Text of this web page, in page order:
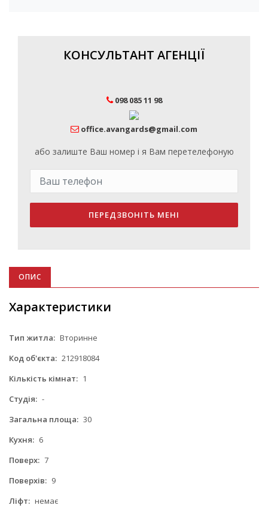
КОНСУЛЬТАНТ АГЕНЦІЇ
098 085 11 98
office.avangards@gmail.com
або залиште Ваш номер і я Вам перетелефоную
ПЕРЕДЗВОНІТЬ МЕНІ
ОПИС
Характеристики
Тип житла: Вторинне
Код об'єкта: 212918084
Кількість кімнат: 1
Студія: -
Загальна площа: 30
Кухня: 6
Поверх: 7
Поверхів: 9
Ліфт: немає